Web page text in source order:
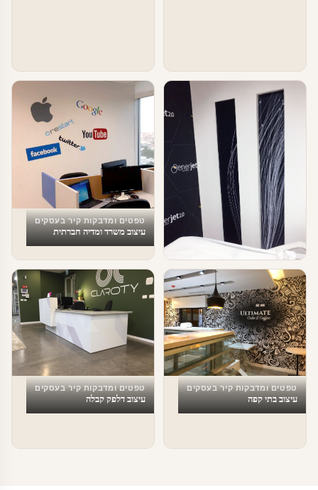
טפטים ומדבקות קיר בעסקים
עיצוב מספרה
טפטים ומדבקות קיר בעסקים
עיצוב משרד ומדיה חברתית
טפטים ומדבקות קיר בעסקים
עיצוב בתי קפה
טפטים ומדבקות קיר בעסקים
עיצוב דלפק קבלה